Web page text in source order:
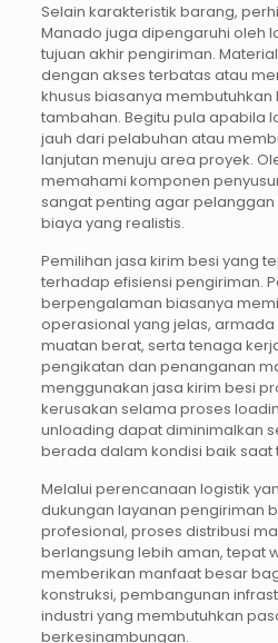
Selain karakteristik barang,
Manado juga dipengaruhi oleh
tujuan akhir pengiriman.
dengan akses terbatas atau
khusus biasanya
tambahan. Begitu pula apabila
jauh dari pelabuhan atau
lanjutan menuju area proyek.
memahami komponen
sangat penting agar
biaya yang realistis.
Pemilihan jasa kirim besi yang
terhadap efisiensi pengiriman.
berpengalaman biasanya
operasional yang jelas, armada
muatan berat, serta tenaga
pengikatan dan penanganan
menggunakan jasa kirim besi
kerusakan selama proses
unloading dapat diminimalkan
berada dalam kondisi baik saat
Melalui perencanaan logistik
dukungan layanan pengiriman
profesional, proses distribusi
berlangsung lebih aman, tepat
memberikan manfaat besar
konstruksi, pembangunan
industri yang membutuhkan
berkesinambungan.